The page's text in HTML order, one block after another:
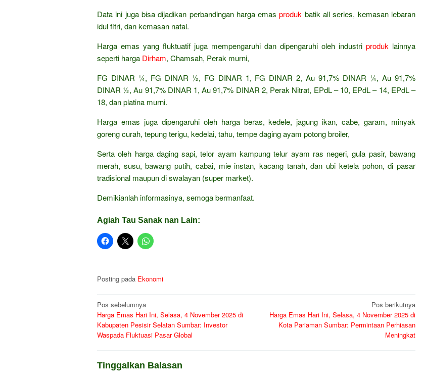
Data ini juga bisa dijadikan perbandingan harga emasproduk batik all series, kemasan lebaran
idul fitri, dan kemasan natal.
Harga emas yang fluktuatif juga mempengaruhi dan dipengaruhi oleh industri produk lainnya
seperti harga Dirham, Chamsah, Perak murni,
FG DINAR ¼, FG DINAR ½, FG DINAR 1, FG DINAR 2, Au 91,7% DINAR ¼, Au 91,7%
DINAR ½, Au 91,7% DINAR 1, Au 91,7% DINAR 2, Perak Nitrat, EPdL – 10, EPdL – 14, EPdL –
18, dan platina murni.
Harga emas juga dipengaruhi oleh harga beras, kedele, jagung ikan, cabe, garam, minyak
goreng curah, tepung terigu, kedelai, tahu, tempe daging ayam potong broiler,
Serta oleh harga daging sapi, telor ayam kampung telur ayam ras negeri, gula pasir, bawang
merah, susu, bawang putih, cabai, mie instan, kacang tanah, dan ubi ketela pohon, di pasar
tradisional maupun di swalayan (super market).
Demikianlah informasinya, semoga bermanfaat.
Agiah Tau Sanak nan Lain:
Posting pada Ekonomi
Navigasi
pos
Pos sebelumnya
Harga Emas Hari Ini, Selasa, 4 November 2025 di
Kabupaten Pesisir Selatan Sumbar: Investor
Waspada Fluktuasi Pasar Global
Pos berikutnya
Harga Emas Hari Ini, Selasa, 4 November 2025 di
Kota Pariaman Sumbar: Permintaan Perhiasan
Meningkat
Tinggalkan Balasan